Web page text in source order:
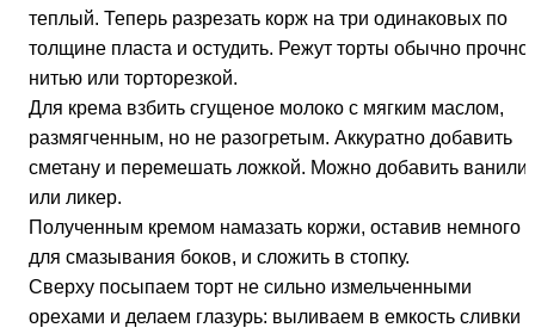
теплый. Теперь разрезать корж на три одинаковых по
толщине пласта и остудить. Режут торты обычно
нитью или торторезкой.
Для крема взбить сгущеное молоко с мягким маслом,
размягченным, но не разогретым. Аккуратно добавить
сметану и перемешать ложкой. Можно добавить
или ликер.
Полученным кремом намазать коржи, оставив немного
для смазывания боков, и сложить в стопку.
Сверху посыпаем торт не сильно измельченными
орехами и делаем глазурь: выливаем в емкость сливки и